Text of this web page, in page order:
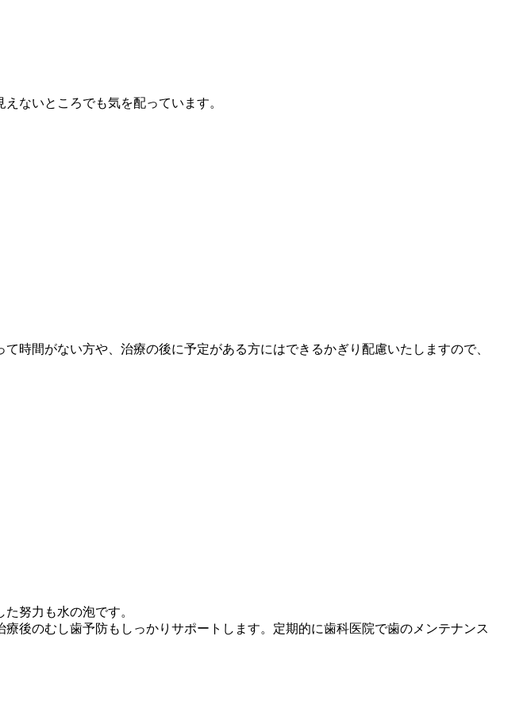
ないところでも気を配っています。
時間がない方や、治療の後に予定がある方にはできるかぎり配慮いたしますので、
努力も水の泡です。
後のむし歯予防もしっかりサポートします。定期的に歯科医院で歯のメンテナンス